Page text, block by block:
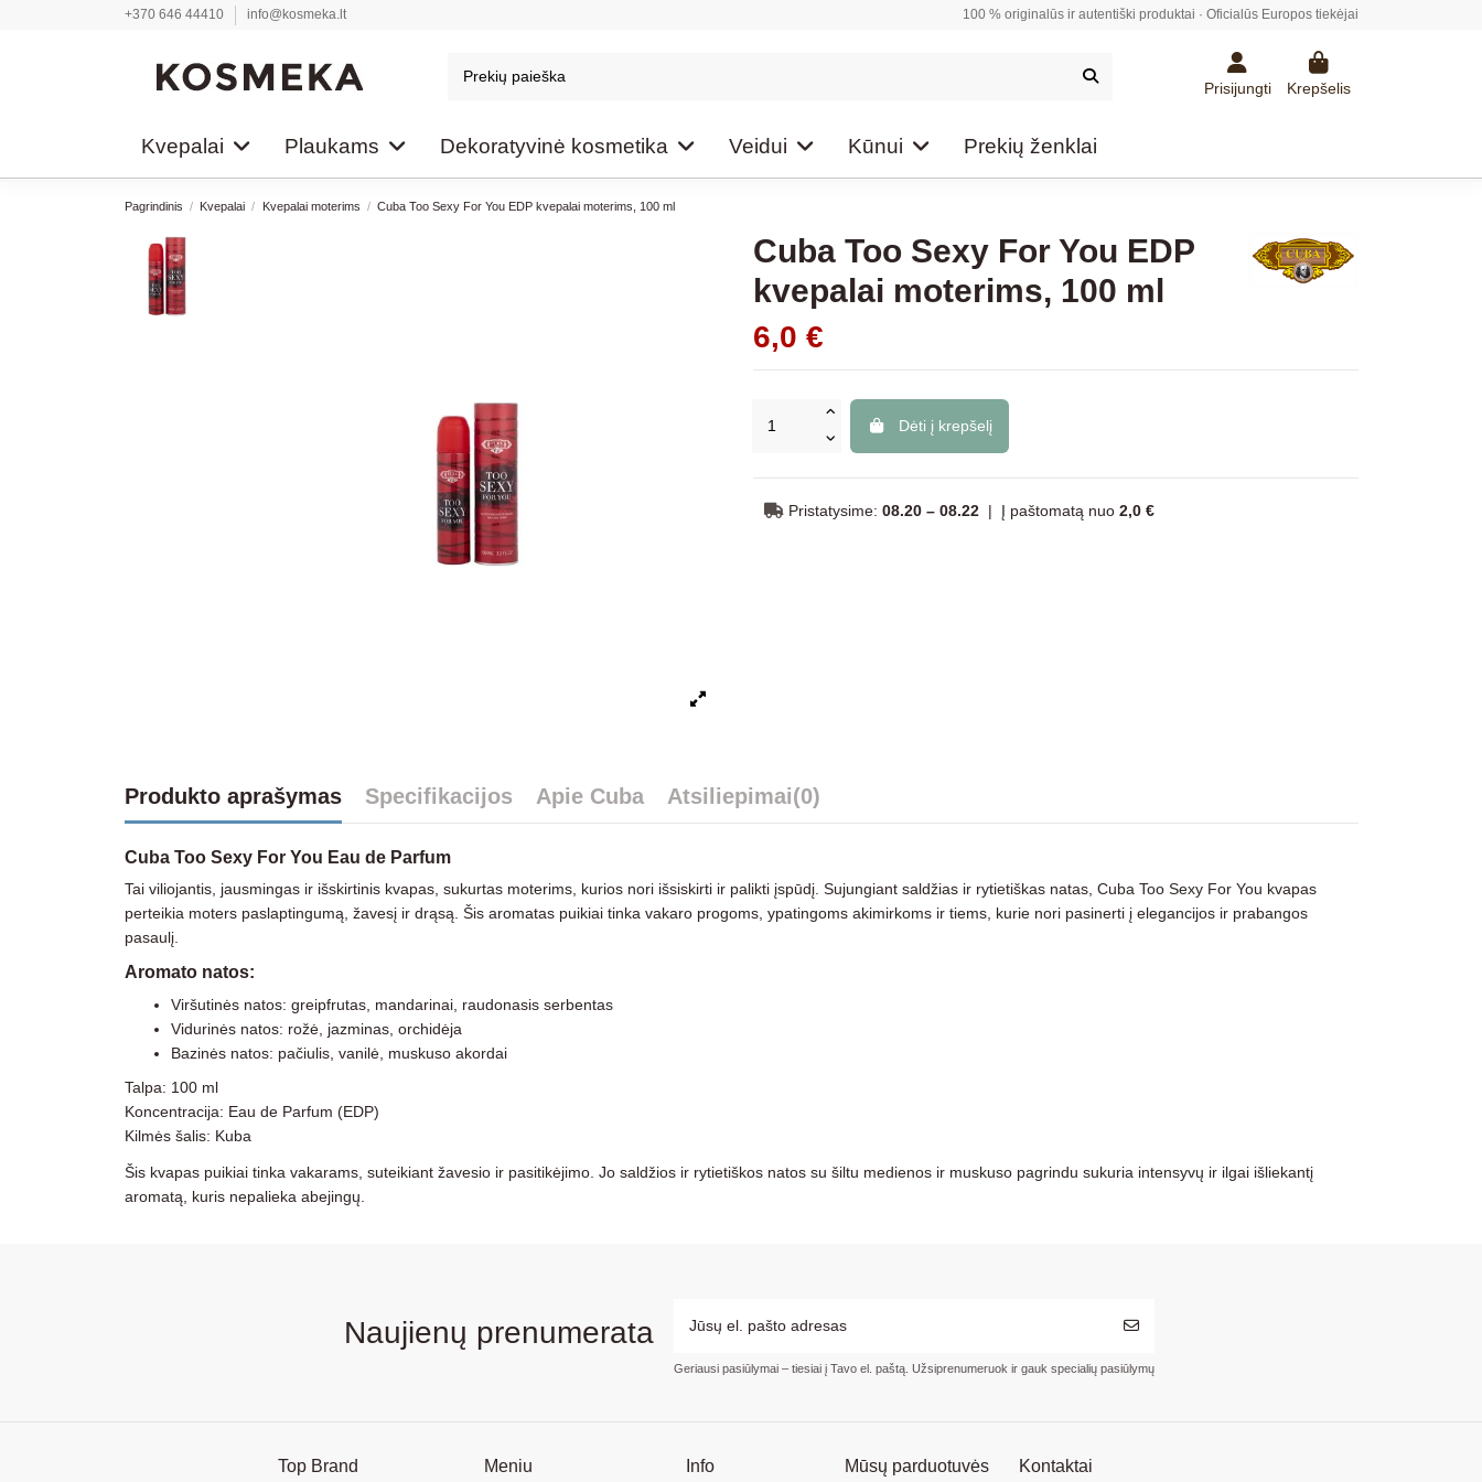
+370 646 44410 info@kosmeka.lt 100 % originalūs ir autentiški produktai · Oficialūs Europos tiekėjai
Prisijungti Krepšelis
Kvepalai Plaukams Dekoratyvinė kosmetika Veidui Kūnui Prekių ženklai
Pagrindinis Kvepalai Kvepalai moterims Cuba Too Sexy For You EDP kvepalai moterims, 100 ml
Cuba Too Sexy For You EDP
kvepalai moterims, 100 ml
6,0 €
Dėti į krepšelį
Pristatysime: 08.20 – 08.22 | Į paštomatą nuo 2,0 €
Produkto aprašymas Specifikacijos Apie Cuba Atsiliepimai(0)
Cuba Too Sexy For You Eau de Parfum
Tai viliojantis, jausmingas ir išskirtinis kvapas, sukurtas moterims, kurios nori išsiskirti ir palikti įspūdį. Sujungiant saldžias ir rytietiškas natas, Cuba Too Sexy For You kvapas
perteikia moters paslaptingumą, žavesį ir drąsą. Šis aromatas puikiai tinka vakaro progoms, ypatingoms akimirkoms ir tiems, kurie nori pasinerti į elegancijos ir prabangos
pasaulį.
Aromato natos:
Viršutinės natos: greipfrutas, mandarinai, raudonasis serbentas
Vidurinės natos: rožė, jazminas, orchidėja
Bazinės natos: pačiulis, vanilė, muskuso akordai
Talpa: 100 ml
Koncentracija: Eau de Parfum (EDP)
Kilmės šalis: Kuba
Šis kvapas puikiai tinka vakarams, suteikiant žavesio ir pasitikėjimo. Jo saldžios ir rytietiškos natos su šiltu medienos ir muskuso pagrindu sukuria intensyvų ir ilgai išliekantį
aromatą, kuris nepalieka abejingų.
Naujienų prenumerata
Geriausi pasiūlymai – tiesiai į Tavo el. paštą. Užsiprenumeruok ir gauk specialių pasiūlymų
Top Brand Meniu Info Mūsų parduotuvės Kontaktai